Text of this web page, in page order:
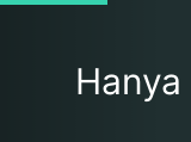
Hanya